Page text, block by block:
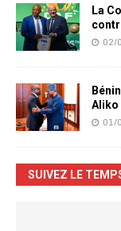
La
02/
Aliko
01/
SUIVEZ LE